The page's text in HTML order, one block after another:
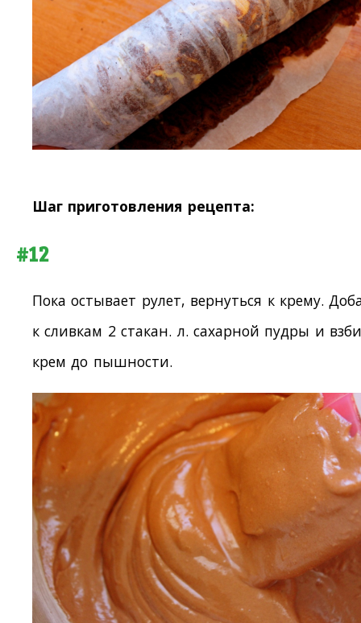
Шаг приготовления рецепта:
#12
Пока остывает рулет, вернуться к крему.
к сливкам 2 стакан. л. сахарной пудры и
крем до пышности.